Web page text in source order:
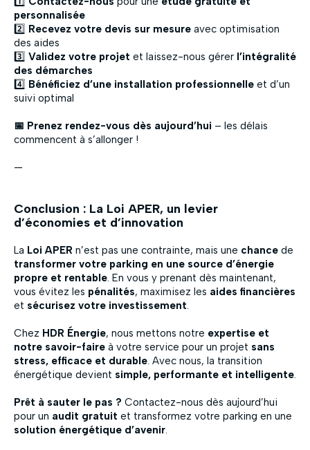
personnalisée
2️⃣ Recevez votre devis sur mesure avec optimisation
des aides
3️⃣ Validez votre projet et laissez-nous gérer l’intégralité
des démarches
4️⃣ Bénéficiez d’une installation professionnelle et d’un
suivi optimal
📅 Prenez rendez-vous dès aujourd’hui – les délais
commencent à s’allonger !
—
Conclusion : La Loi APER, un levier
d’économies et d’innovation
La Loi APER n’est pas une contrainte, mais une chance de
transformer votre parking en une source d’énergie
propre et rentable. En vous y prenant dès maintenant,
vous évitez les pénalités, maximisez les aides financières
et sécurisez votre investissement.
Chez HDR Énergie, nous mettons notre expertise et
notre savoir-faire à votre service pour un projet sans
stress, efficace et durable. Avec nous, la transition
énergétique devient simple, performante et intelligente.
Prêt à sauter le pas ? Contactez-nous dès aujourd’hui
pour un audit gratuit et transformez votre parking en une
solution énergétique d’avenir.